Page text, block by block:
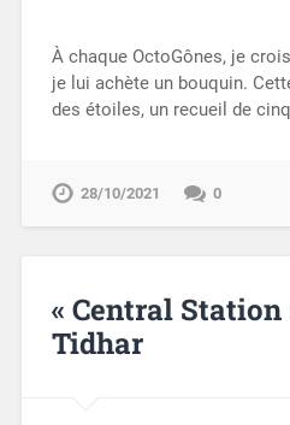
À chaque OctoGônes, je
je lui achète un bouquin.
des étoiles, un recueil de
28/10/2021 0
« Central Station
Tidhar